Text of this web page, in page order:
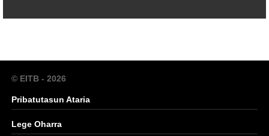
© EITB - 2026
Pribatutasun Ataria
Lege Oharra